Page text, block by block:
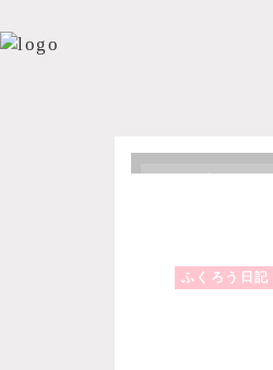
Top 森のふく
ふくろう日記